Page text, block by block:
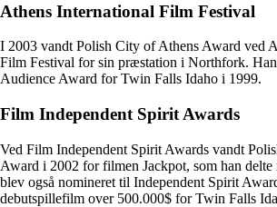
Athens International Film Festival
I 2003 vandt Polish City of Athens Award ved
Film Festival for sin præstation i Northfork.
Audience Award for Twin Falls Idaho i 1999.
Film Independent Spirit Awards
Ved Film Independent Spirit Awards vandt
Award i 2002 for filmen Jackpot, som han
blev også nomineret til Independent Spirit
debutspillefilm over 500.000$ for Twin Falls